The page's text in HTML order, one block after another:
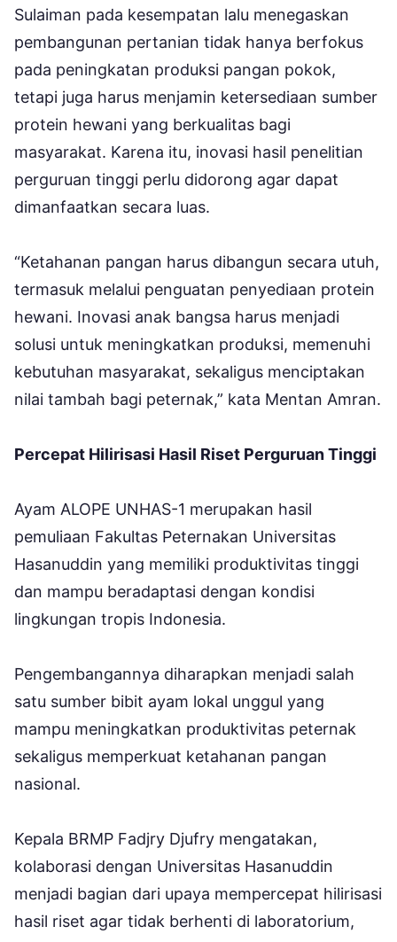
Sulaiman pada kesempatan lalu menegaskan
pembangunan pertanian tidak hanya berfokus
pada peningkatan produksi pangan pokok,
tetapi juga harus menjamin ketersediaan sumber
protein hewani yang berkualitas bagi
masyarakat. Karena itu, inovasi hasil penelitian
perguruan tinggi perlu didorong agar dapat
dimanfaatkan secara luas.
“Ketahanan pangan harus dibangun secara utuh,
termasuk melalui penguatan penyediaan protein
hewani. Inovasi anak bangsa harus menjadi
solusi untuk meningkatkan produksi, memenuhi
kebutuhan masyarakat, sekaligus menciptakan
nilai tambah bagi peternak,” kata Mentan Amran.
Percepat Hilirisasi Hasil Riset Perguruan Tinggi
Ayam ALOPE UNHAS-1 merupakan hasil
pemuliaan Fakultas Peternakan Universitas
Hasanuddin yang memiliki produktivitas tinggi
dan mampu beradaptasi dengan kondisi
lingkungan tropis Indonesia.
Pengembangannya diharapkan menjadi salah
satu sumber bibit ayam lokal unggul yang
mampu meningkatkan produktivitas peternak
sekaligus memperkuat ketahanan pangan
nasional.
Kepala BRMP Fadjry Djufry mengatakan,
kolaborasi dengan Universitas Hasanuddin
menjadi bagian dari upaya mempercepat hilirisasi
hasil riset agar tidak berhenti di laboratorium,